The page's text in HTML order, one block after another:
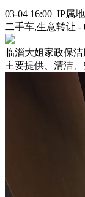
03-04 16:00 IP属
二手车,生意转让 -
临淄大姐家政保
主要提供、清洁